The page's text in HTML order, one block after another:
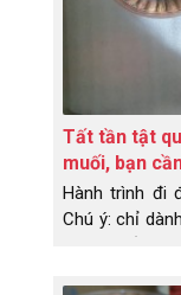
Tất tần tật
muối, bạn
Hành trình đi
Chú ý: chỉ